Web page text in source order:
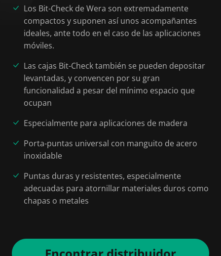
Los Bit-Check de Wera son extremadamente
compactos y suponen así unos acompañantes
ideales, ante todo en el caso de las aplicaciones
móviles.
Las cajas Bit-Check también se pueden depositar
levantadas, y convencen por su gran
funcionalidad a pesar del mínimo espacio que
ocupan
Especialmente para aplicaciones de madera
Porta-puntas universal con manguito de acero
inoxidable
Puntas duras y resistentes, especialmente
adecuadas para atornillar materiales duros como
chapas o metales